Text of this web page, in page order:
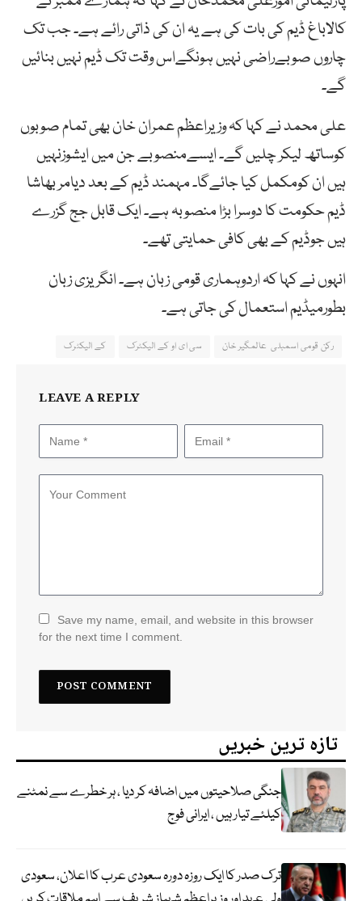
کالاباغ ڈیم کی بات کی ہے یہ ان کی ذاتی رائے ہے۔ جب تک
چاروں صوبےراضی نہیں ہونگےاس وقت تک ڈیم نہیں بنائیں
گے۔
علی محمد نے کہا کہ وزیراعظم عمران خان بھی تمام صوبوں
کوساتھ لیکر چلیں گے۔ ایسےمنصوبے جن میں ایشوزنہیں
ہیں ان کومکمل کیا جائےگا۔ مہمند ڈیم کے بعد دیامر بھاشا
ڈیم حکومت کا دوسرا بڑا منصوبہ ہے۔ ایک قابل جج گزرے
ہیں جوڈیم کے بھی کافی حمایتی تھے۔
انہوں نے کہا کہ اردوہماری قومی زبان ہے۔ انگریزی زبان
بطورمیڈیم استعمال کی جاتی ہے۔
رکن قومی اسمبلی عالمگیر خان سی ای او کے الیکٹرک کے الیکٹرک
LEAVE A REPLY
Save my name, email, and website in this browser
for the next time I comment.
تازہ ترین خبریں
جنگی صلاحیتوں میں اضافہ کر دیا ، ہر خطرے سے نمٹنے
کیلئے تیار ہیں ، ایرانی فوج
ترک صدر کا ایک روزہ دورہ سعودی عرب کا اعلان، سعودی